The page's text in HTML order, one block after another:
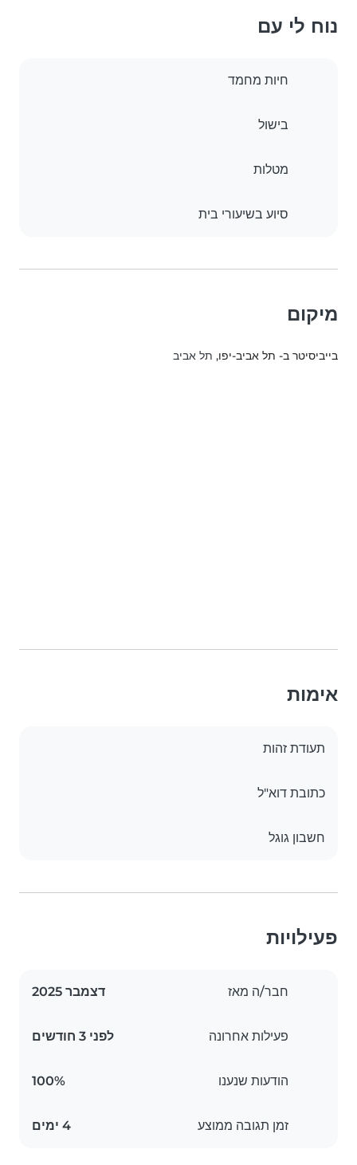
נוח לי עם
חיות מחמד
בישול
מטלות
סיוע בשיעורי בית
מיקום
בייביסיטר ב- תל אביב-יפו, תל אביב
אימות
תעודת זהות
כתובת דוא"ל
חשבון גוגל
פעילויות
חבר/ה מאז דצמבר 2025
פעילות אחרונה לפני 3 חודשים
הודעות שנענו 100%
זמן תגובה ממוצע 4 ימים